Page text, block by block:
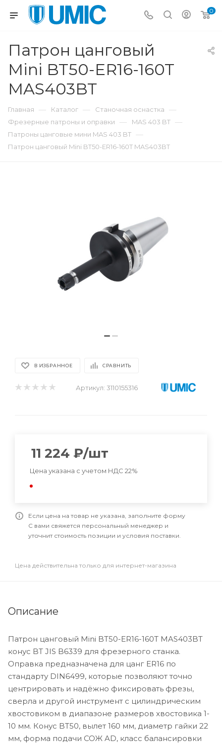
0
Патрон цанговый
Mini BT50-ER16-160T
MAS403BT
Главная — Каталог — Станочная оснастка —
Фрезерные патроны и оправки — MAS 403 BT —
Патроны цанговые мини MAS 403 BT —
Патрон цанговый Mini BT50-ER16-160T MAS403BT
В ИЗБРАННОЕ СРАВНИТЬ
Артикул: 3110155316
11 224 ₽/шт
Цена указана с учетом НДС 22%
Если цена на товар не указана, заполните форму
С вами свяжется персональный менеджер и
уточнит стоимость позиции и условия поставки.
Цена действительна только для интернет-магазина
Описание
Патрон цанговый Mini BT50-ER16-160T MAS403BT
конус BT JIS B6339 для фрезерного станка.
Оправка предназначена для цанг ER16 по
стандарту DIN6499, которые позволяют точно
центрировать и надёжно фиксировать фрезы,
сверла и другой инструмент с цилиндрическим
хвостовиком в диапазоне размеров хвостовика 1-
10 мм. Конус BT50, вылет 160 мм, диаметр гайки 22
мм, форма подачи СОЖ AD, класс балансировки